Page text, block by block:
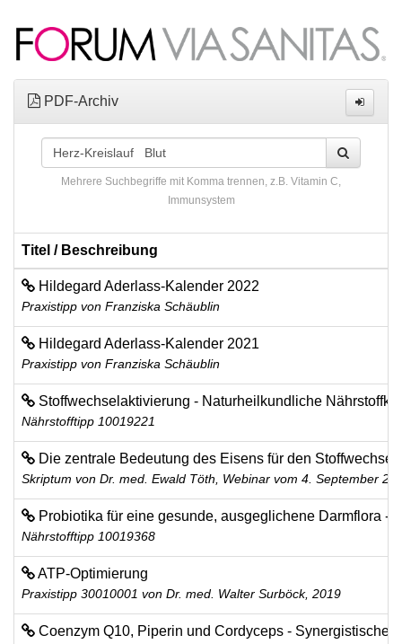
PDF-Archiv
Mehrere Suchbegriffe mit Komma trennen, z.B. Vitamin C,
Immunsystem
Titel / Beschreibung
Hildegard Aderlass-Kalender 2022
Praxistipp von Franziska Schäublin
Hildegard Aderlass-Kalender 2021
Praxistipp von Franziska Schäublin
Stoffwechselaktivierung - Naturheilkundliche
Nährstofftipp 10019221
Die zentrale Bedeutung des Eisens für den Stoffwechsel
Skriptum von Dr. med. Ewald Töth, Webinar vom 4. September
Probiotika für eine gesunde, ausgeglichene Darmflora -
Nährstofftipp 10019368
ATP-Optimierung
Praxistipp 30010001 von Dr. med. Walter Surböck, 2019
Coenzym Q10, Piperin und Cordyceps - Synergistische